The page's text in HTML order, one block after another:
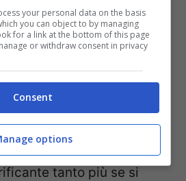
una volta ottenuto
della sezione di
Cosenza,Domenico
bastata una
e il bimbo oggi
tanto più se si
your personal data on the basis
you can object to by managing
for a link at the bottom of this page
or withdraw consent in privacy
Consent
options